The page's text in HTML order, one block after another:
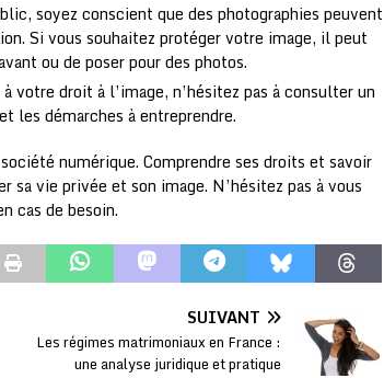
soyez conscient que des photographies peuvent
Si vous souhaitez protéger votre image, il peut
ou de poser pour des photos.
votre droit à l’image, n’hésitez pas à consulter un
les démarches à entreprendre.
numérique. Comprendre ses droits et savoir
vie privée et son image. N’hésitez pas à vous
cas de besoin.
SUIVANT
Les régimes matrimoniaux en France :
une analyse juridique et pratique